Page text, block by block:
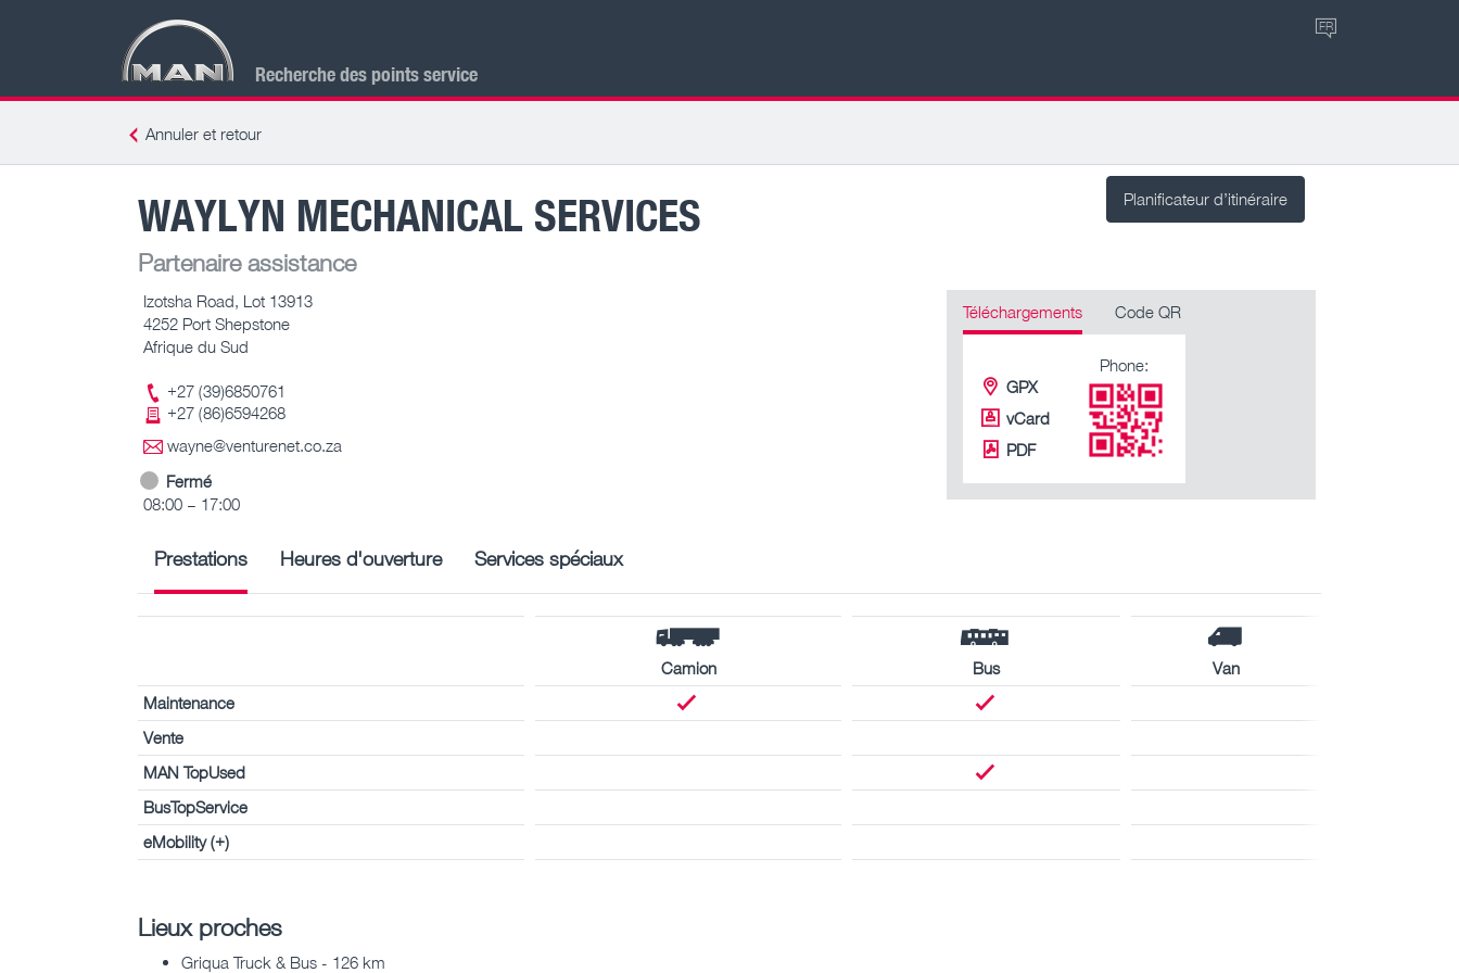
Recherche des points service
FR
Annuler et retour
Planificateur d’itinéraire
WAYLYN MECHANICAL SERVICES
Partenaire assistance
Izotsha Road, Lot 13913
4252 Port Shepstone
Afrique du Sud
+27 (39)6850761
+27 (86)6594268
wayne@venturenet.co.za
Fermé
08:00 – 17:00
Téléchargements Code QR
GPX
vCard
PDF
Phone:
Prestations Heures d'ouverture Services spéciaux
Camion Bus
Van
Maintenance
Vente
MAN TopUsed
BusTopService
eMobility (+)
Lieux proches
Griqua Truck & Bus - 126 km